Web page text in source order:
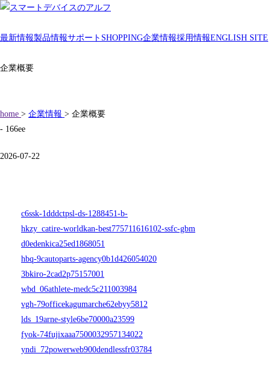
最新情報製品情報サポート SHOPPING企業情報採用情報ENGLISH SITE
企業概要
home > 企業情報 > 企業概要
- 166ee
2026-07-22
c6ssk-1dddctpsl-ds-1288451-b-
hkzy_catire-worldkan-best775711616102-ssfc-gbm
d0edenkica25ed1868051
hbq-9cautoparts-agency0b1d426054020
3bkiro-2cad2p75157001
wbd_06athlete-medc5c211003984
vgh-79officekagumarche62ebyy5812
lds_19arne-style6be70000a23599
fyok-74fujixaaa7500032957134022
yndi_72powerweb900dendlessfr03784